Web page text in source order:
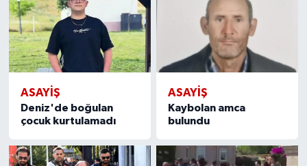
ASAYİŞ
Deniz'de boğulan
çocuk kurtulamadı
ASAYİŞ
Kaybolan amca
bulundu